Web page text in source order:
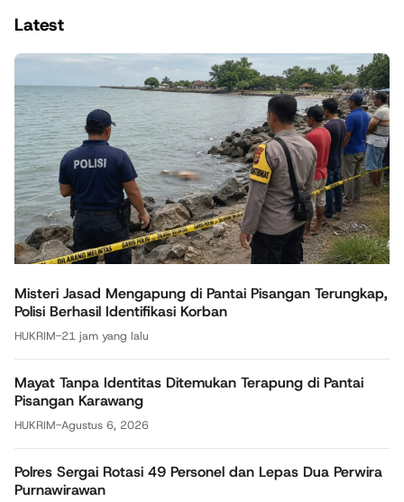
Latest
Misteri Jasad Mengapung di Pantai Pisangan Terungkap,
Polisi Berhasil Identifikasi Korban
HUKRIM-21 jam yang lalu
Mayat Tanpa Identitas Ditemukan Terapung di Pantai
Pisangan Karawang
HUKRIM-Agustus 6, 2026
Polres Sergai Rotasi 49 Personel dan Lepas Dua Perwira
Purnawirawan